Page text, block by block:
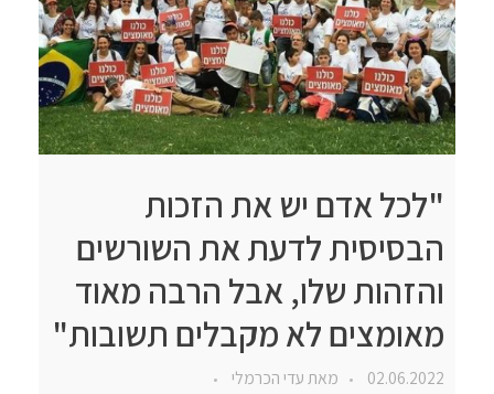
"לכל אדם יש את הזכות
הבסיסית לדעת את השורשים
והזהות שלו, אבל הרבה מאוד
מאומצים לא מקבלים תשובות"
02.06.2022 מאתעדי הכרמלי